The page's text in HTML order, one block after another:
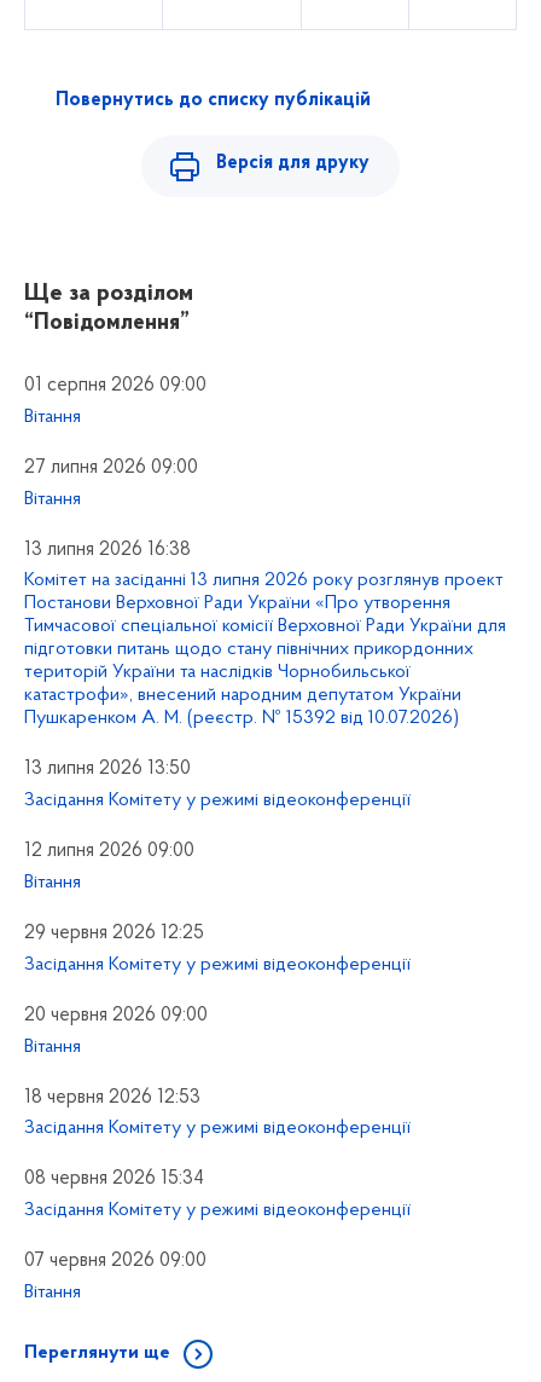
Повернутись до списку публікацій
Версія для друку
Ще за розділом
“Повідомлення”
01 серпня 2026 09:00
Вітання
27 липня 2026 09:00
Вітання
13 липня 2026 16:38
Комітет на засіданні 13 липня 2026 року розглянув проект
Постанови Верховної Ради України «Про утворення
Тимчасової спеціальної комісії Верховної Ради України для
підготовки питань щодо стану північних прикордонних
територій України та наслідків Чорнобильської
катастрофи», внесений народним депутатом України
Пушкаренком А. М. (реєстр. № 15392 від 10.07.2026)
13 липня 2026 13:50
Засідання Комітету у режимі відеоконференції
12 липня 2026 09:00
Вітання
29 червня 2026 12:25
Засідання Комітету у режимі відеоконференції
20 червня 2026 09:00
Вітання
18 червня 2026 12:53
Засідання Комітету у режимі відеоконференції
08 червня 2026 15:34
Засідання Комітету у режимі відеоконференції
07 червня 2026 09:00
Вітання
Переглянути ще